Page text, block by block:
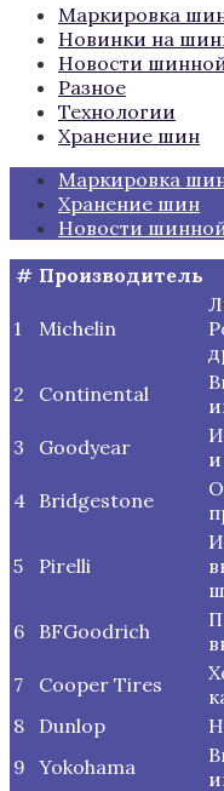
Маркировка
Новинки на
Новости
Разное
Технологии
Хранение шин
Маркировка
Хранение шин
Новости
# Производитель
1 Michelin
2
Continental
3
Goodyear
4 Bridgestone
5 Pirelli
6
BFGoodrich
7
Cooper Tires
8
Dunlop
9 Yokohama